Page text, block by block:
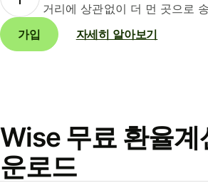
거리에 상관없이 더 먼 곳으로
가입
자세히 알아보기
Wise 무료 환율계
운로드